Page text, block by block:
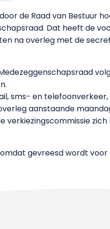
de Raad van Bestuur
Dat heeft de
na overleg met de
sms- en telefoonverkeer,
aanstaande
verkiezingscommissie zich
gevreesd wordt